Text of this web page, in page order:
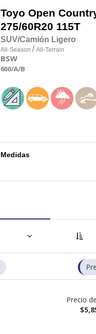
Toyo Open
275/60R20 115T
SUV/Camión Ligero
All-Season / All-Terrain
BSW
600/A/B
Medidas
Precio